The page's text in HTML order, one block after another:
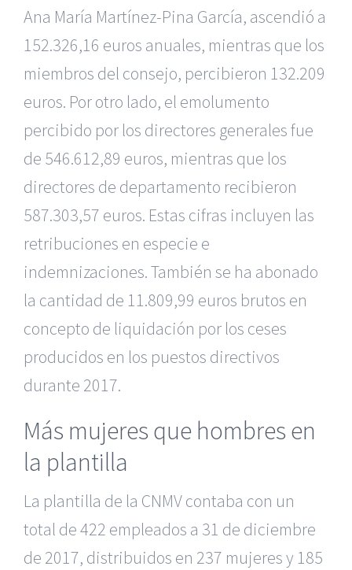
Ana María Martínez-Pina García, ascendió a
152.326,16 euros anuales, mientras que los
miembros del consejo, percibieron 132.209
euros. Por otro lado, el emolumento
percibido por los directores generales fue
de 546.612,89 euros, mientras que los
directores de departamento recibieron
587.303,57 euros. Estas cifras incluyen las
retribuciones en especie e
indemnizaciones. También se ha abonado
la cantidad de 11.809,99 euros brutos en
concepto de liquidación por los ceses
producidos en los puestos directivos
durante 2017.
Más mujeres que hombres en
la plantilla
La plantilla de la CNMV contaba con un
total de 422 empleados a 31 de diciembre
de 2017, distribuidos en 237 mujeres y 185